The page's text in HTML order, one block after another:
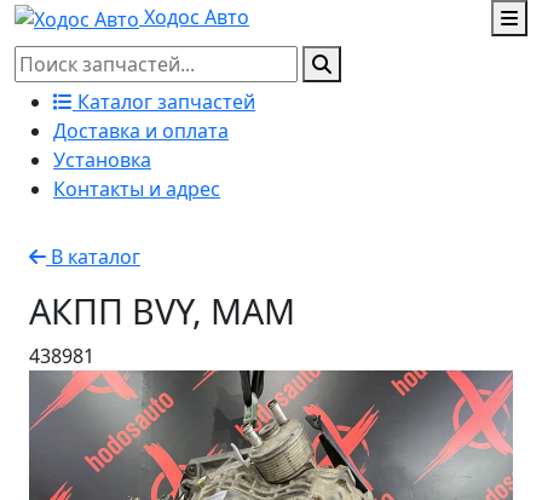
Ходос Авто
Каталог запчастей
Доставка и оплата
Установка
Контакты и адрес
В каталог
АКПП BVY, MAM
438981